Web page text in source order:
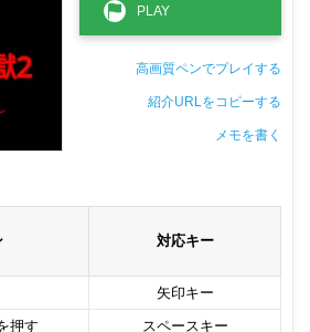
高画質ペンでプレイする
紹介URLをコピーする
メモを書く
対応キー
矢印キー
押す
スペースキー